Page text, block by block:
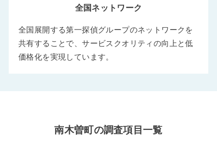
全国ネットワーク
全国展開する第一探偵グループのネットワークを
共有することで、サービスクオリティの向上と低
価格化を実現しています。
南木曽町の調査項目一覧